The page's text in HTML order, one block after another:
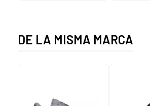
DE LA MISMA MARCA